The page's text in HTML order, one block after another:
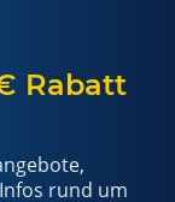
Rabatt
rund um